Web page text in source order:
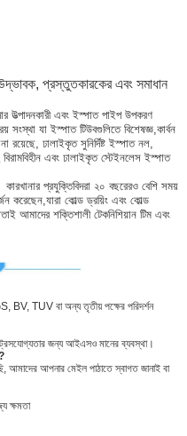
প্রস্তুতকারকের এবং সমাধান
উত্পাদনকারী এবং ইস্পাত পাইপ উপকরণ
যা ইস্পাত টিউবগুলিতে বিশেষজ্ঞ,কার্বন
রয়েছে, ঢালাইকৃত সুনির্দিষ্ট ইস্পাত নল,
এবং ঢালাইকৃত স্টেইনলেস ইস্পাত
প্রযুক্তিবিদরা ২০ বছরেরও বেশি সময়
করেছেন,যারা কোল্ড ড্রয়িং এবং কোল্ড
আমাদের শক্তিশালী টেকনিশিয়ান টিম এবং
TUV বা অন্য তৃতীয় পক্ষের পরিদর্শন
জন্য আইএসও মানের ব্যবস্থা।
আমাদের আপনার মেইল পাঠাতে স্বাগত জানাই বা
ক্ষমতা